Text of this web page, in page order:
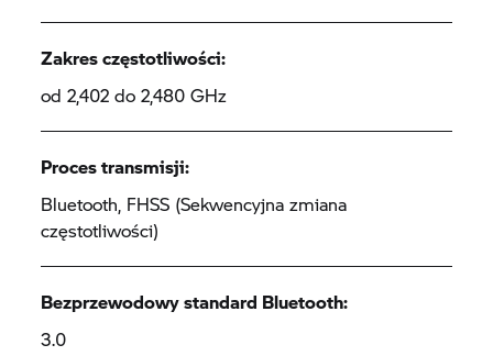
Zakres częstotliwości:
od 2,402 do 2,480 GHz
Proces transmisji:
Bluetooth, FHSS (Sekwencyjna zmiana
częstotliwości)
Bezprzewodowy standard Bluetooth:
3.0